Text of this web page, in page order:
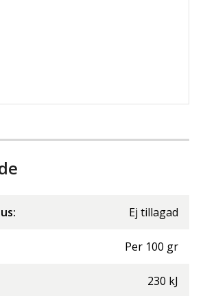
Ej tillagad
Per 100 gr
230 kJ